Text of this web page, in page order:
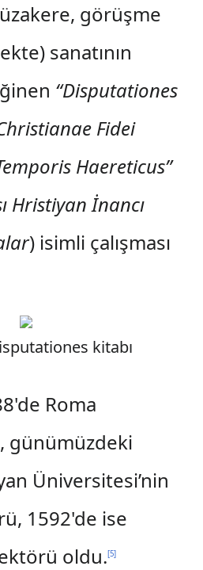
görüşme
sanatının
“Disputationes
Fidei
Haereticus”
Hristiyan İnancı
) isimli çalışması
kitabı
Roma
günümüzdeki
Üniversitesi’nin
1592'de ise
oldu.[5]